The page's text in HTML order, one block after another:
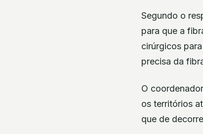
Segundo o
para que a
cirúrgicos
precisa da
O
os territórios
que de